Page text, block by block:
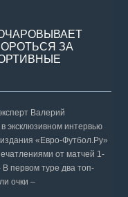
ЗА
Валерий
эксклюзивном интервью
«Евро-Футбол.Ру»
от матчей 1-
В первом туре два топ-
очки –